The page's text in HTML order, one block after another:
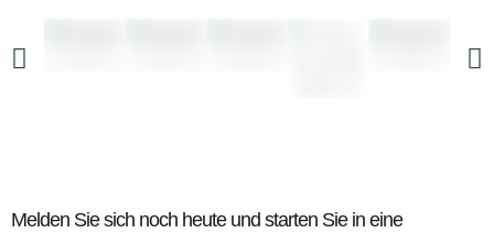
Melden Sie sich noch heute und starten Sie in eine